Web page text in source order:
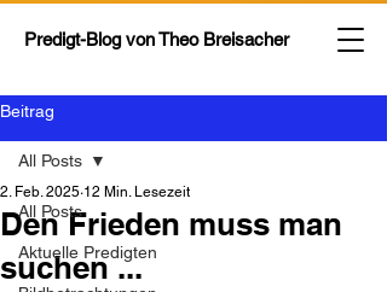
Predigt-Blog vonTheo Breisacher
Beitrag
All Posts
Aktuelle Predigten
All Posts
Den Frieden muss man
suchen ...
2. Feb. 2025 12 Min. Lesezeit